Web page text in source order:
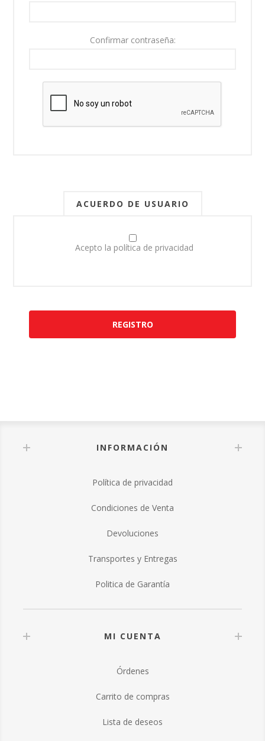
Confirmar contraseña:
ACUERDO DE USUARIO
Acepto la política de privacidad
REGISTRO
INFORMACIÓN
Política de privacidad
Condiciones de Venta
Devoluciones
Transportes y Entregas
Politica de Garantía
MI CUENTA
Órdenes
Carrito de compras
Lista de deseos